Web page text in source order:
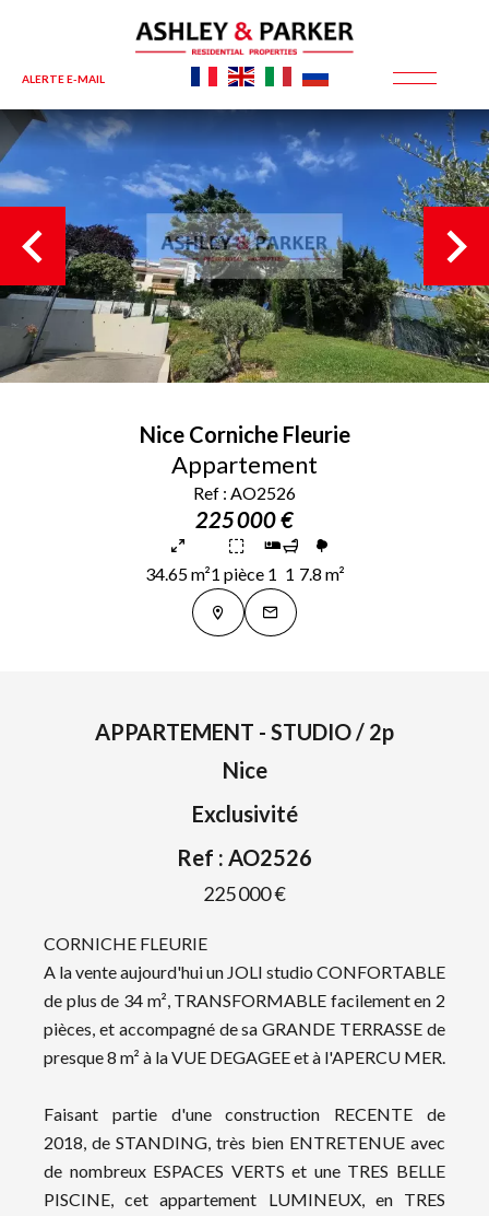
ALERTE E-MAIL
Nice Corniche Fleurie
Appartement
Ref : AO2526
225 000 €
34.65 m²1 pièce 1 1 7.8 m²
APPARTEMENT - STUDIO / 2p
Nice
Exclusivité
Ref : AO2526
225 000 €
CORNICHE FLEURIE
A la vente aujourd'hui un JOLI studio CONFORTABLE
de plus de 34 m², TRANSFORMABLE facilement en 2
pièces, et accompagné de sa GRANDE TERRASSE de
presque 8 m² à la VUE DEGAGEE et à l'APERCU MER.
Faisant partie d'une construction RECENTE de
2018, de STANDING, très bien ENTRETENUE avec
de nombreux ESPACES VERTS et une TRES BELLE
PISCINE, cet appartement LUMINEUX, en TRES